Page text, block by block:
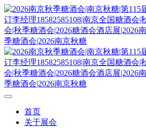
首页
关于展会